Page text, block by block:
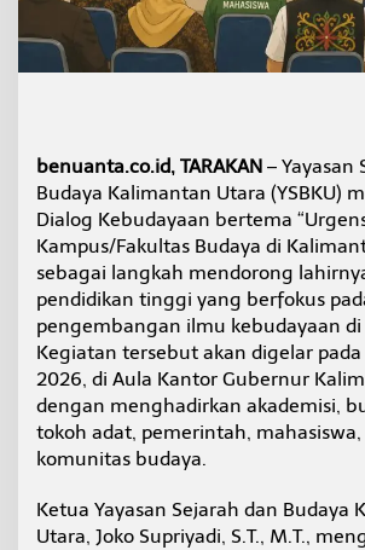
a
u
d
a
a
M
e
l
a
l
u
i
D
i
g
K
benuanta.co.id, TARAKAN – Yayasan
Budaya Kalimantan Utara (YSBKU)
Dialog Kebudayaan bertema
Kampus/Fakultas Budaya di
sebagai langkah mendorong
pendidikan tinggi yang berfokus
pengembangan ilmu kebudayaan di
Kegiatan tersebut akan digelar pada
2026, di Aula Kantor Gubernur
dengan menghadirkan akademisi,
tokoh adat, pemerintah,
komunitas budaya.
Ketua Yayasan Sejarah dan Budaya
Utara, Joko Supriyadi, S.T., M.T.,